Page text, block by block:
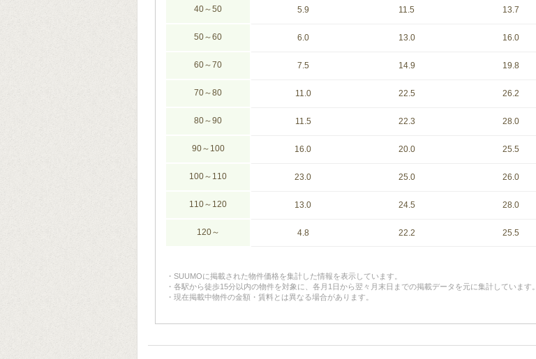
40～50 5.9 11.5 13.7
50～60 6.0 13.0 16.0
60～70 7.5 14.9 19.8
70～80 11.0 22.5 26.2
80～90 11.5 22.3 28.0
90～100 16.0 20.0 25.5
100～110 23.0 25.0 26.0
110～120 13.0 24.5 28.0
120～ 4.8 22.2 25.5
SUUMOに掲載された物件価格を集計した情報を表示しています。
各駅から徒歩15分以内の物件を対象に、各月1日から翌々月末日までの掲載データを元に集計しています。
現在掲載中物件の金額・賃料とは異なる場合があります。